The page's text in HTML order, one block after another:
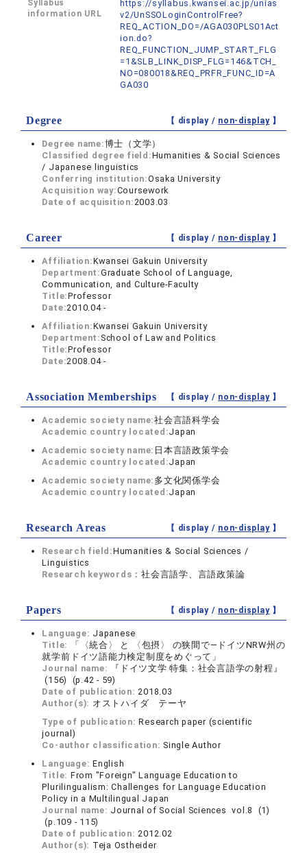
Syllabus
information URL
https://syllabus.kwansei.ac.jp/unias
v2/UnSSOLoginControlFree?
REQ_ACTION_DO=/AGA030PLS01Act
ion.do?
REQ_FUNCTION_JUMP_START_FLG
=1&SLB_LINK_DISP_FLG=146&TCH_
NO=080018&REQ_PRFR_FUNC_ID=A
GA030
Degree 【 display / non-display】
Degree name:博士（文学）
Classified degree field:Humanities & Social Sciences
/ Japanese linguistics
Conferring institution:Osaka University
Acquisition way:Coursework
Date of acquisition:2003.03
Career 【 display / non-display】
Affiliation:Kwansei Gakuin University
Department:Graduate School of Language,
Communication, and Culture-Faculty
Title:Professor
Date:2010.04 -
Affiliation:Kwansei Gakuin University
Department: School of Law and Politics
Title:Professor
Date:2008.04 -
Association Memberships 【 display / non-display】
Academic society name:社会言語科学会
Academic country located:Japan
Academic society name: 日本言語政策学会
Academic country located:Japan
Academic society name: 多文化関係学会
Academic country located:Japan
Research Areas 【 display / non-display】
Research field:Humanities & Social Sciences /
Linguistics
Research keywords：社会言語学、言語政策論
Papers 【 display / non-display】
Language: Japanese
Title:
「〈統合〉 と 〈包摂〉 の狭間で―ドイツNRW州の
就学前ドイツ語能力検定制度をめぐって」
Journal name:
『ドイツ文学 特集：社会言語学の射程』
(156) (p.42 - 59)
Date of publication:2018.03
Author(s): オストハイダ テーヤ
Type of publication:Research paper (scientific
journal)
Co-author classification: Single Author
Language:English
Title: From "Foreign" Language Education to
Plurilingualism: Challenges for Language Education
Policy in a Multilingual Japan
Journal name: Journal of Social Sciences vol.8 (1)
(p.109 - 115)
Date of publication:2012.02
Author(s): Teja Ostheider